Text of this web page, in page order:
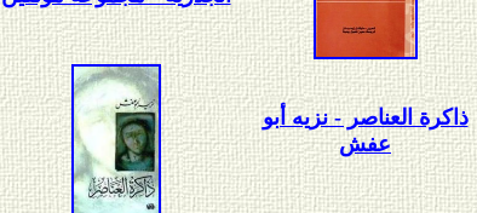
ذاكرة العناصر - نزيه أبو
عفش